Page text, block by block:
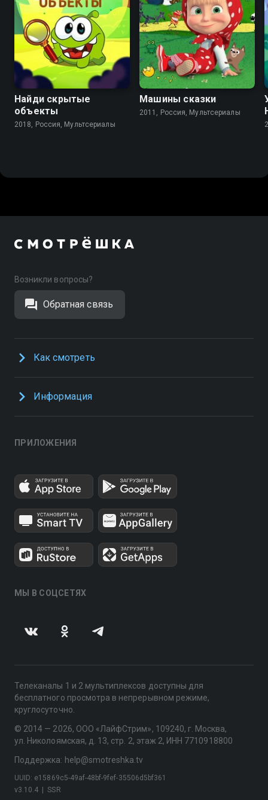
Найди скрытые
объекты
2018, Россия, Мультсериалы
7.6 5.7
Машины сказки
2011, Россия, Мультсериалы
Возникли вопросы?
Обратная связь
Как смотреть
Информация
ПРИЛОЖЕНИЯ
МЫ В СОЦСЕТЯХ
Телеканалы 1 и 2 мультиплексов доступны для
бесплатного просмотра в непрерывном режиме,
круглосуточно.
© 2014 — 2026, ООО «ЛайфСтрим», 109240, г. Москва,
ул. Николоямская, д. 13, стр. 2, этаж 2, ИНН 7710918800
Поддержка: help@smotreshka.tv
v3.10.4 SSR
UUID: e15869c5-49af-48bf-9fef-35506d5bf361